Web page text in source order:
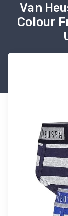
Van
Colour